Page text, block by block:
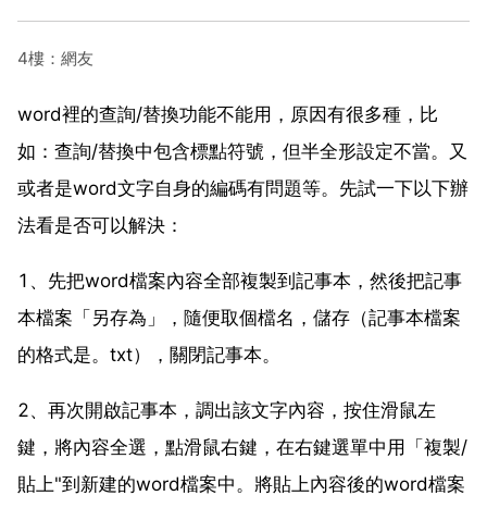
4樓：網友
word裡的查詢/替換功能不能用，原因有很多種，比
如：查詢/替換中包含標點符號，但半全形設定不當。又
或者是word文字自身的編碼有問題等。先試一下以下辦
法看是否可以解決：
1、先把word檔案內容全部複製到記事本，然後把記事
本檔案「另存為」，隨便取個檔名，儲存（記事本檔案
的格式是。txt），關閉記事本。
2、再次開啟記事本，調出該文字內容，按住滑鼠左
鍵，將內容全選，點滑鼠右鍵，在右鍵選單中用「複製/
貼上"到新建的word檔案中。將貼上內容後的word檔案